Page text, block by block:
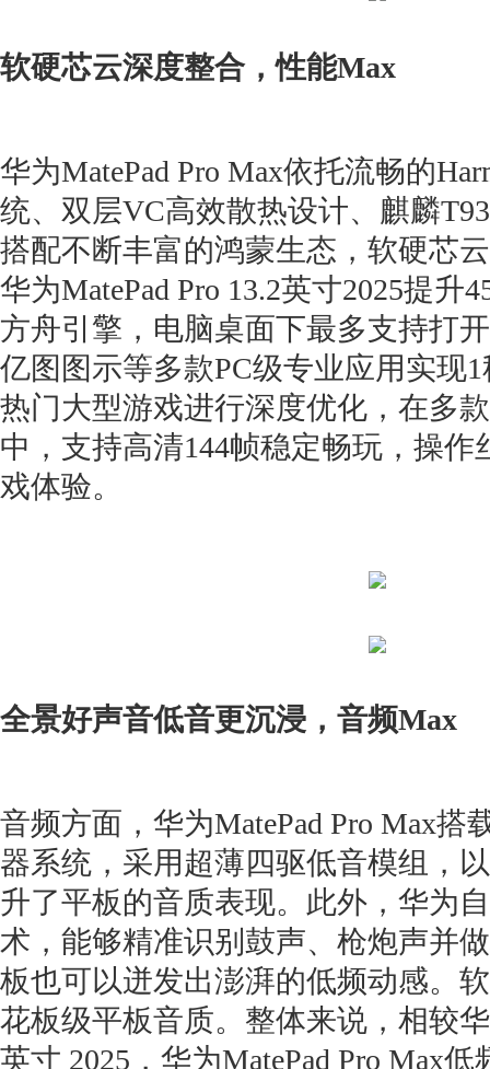
软硬芯云深度整合，性能Max
华为MatePad Pro Max依托流畅的
统、双层VC高效散热设计、麒麟
搭配不断丰富的鸿蒙生态，软硬芯
华为MatePad Pro 13.2英寸2025提升
方舟引擎，电脑桌面下最多支持打
亿图图示等多款PC级专业应用实现
热门大型游戏进行深度优化，在多
中，支持高清144帧稳定畅玩，操作
戏体验。
全景好声音低音更沉浸，音频Max
音频方面，华为MatePad Pro Max搭
器系统，采用超薄四驱低音模组，
升了平板的音质表现。此外，华为
术，能够精准识别鼓声、枪炮声并
板也可以迸发出澎湃的低频动感。
花板级平板音质。整体来说，相较华
英寸 2025，华为MatePad Pro Max